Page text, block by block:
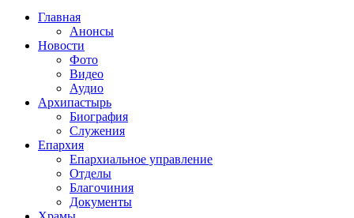
Главная
Анонсы
Новости
Фото
Видео
Аудио
Архипастырь
Биография
Служения
Епархия
Епархиальное управление
Отделы
Благочиния
Документы